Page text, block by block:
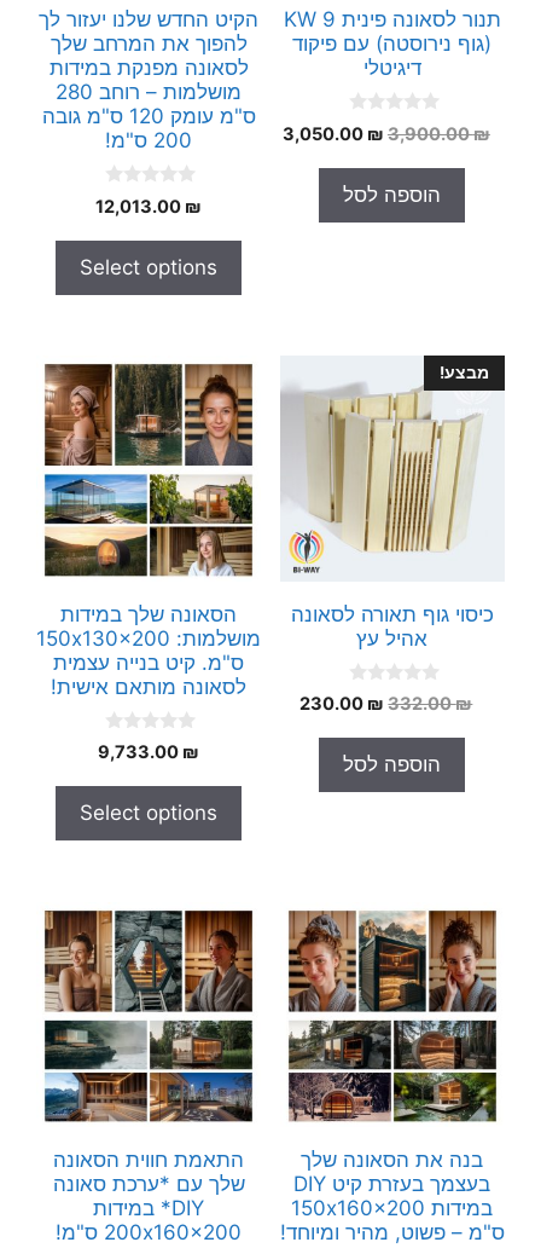
תנור לסאונה פינית 9 KW
(גוף נירוסטה) עם פיקוד
דיגיטלי
0
o
o
5
3,900.00₪
המחיר
היה:
3,900.00 ₪.
3,050.00 ₪
המחיר
הוספה לסל
הקיט החדש שלנו יעזור לך
להפוך את המרחב שלך
לסאונה מפנקת במידות
מושלמות – רוחב 280
ס"מ עומק 120 ס"מ גובה
200 ס"מ!
o
o
5
12,013.00 ₪
Select options
מבצע!
כיסוי גוף תאורה לסאונה
אהיל עץ
0
o
o
5
332.00₪
המחיר
היה:
332.00 ₪.
230.00 ₪
המחיר
הוספה לסל
הסאונה שלך במידות
מושלמות: 150x130x200
ס"מ. קיט בנייה עצמית
לסאונה מותאם אישית!
0
o
o
5
9,733.00 ₪
Select options
בנה את הסאונה שלך
בעצמך בעזרת קיט DIY
במידות 150x160x200
ס"מ – פשוט, מהיר ומיוחד!
התאמת חווית הסאונה
שלך עם *ערכת סאונה
DIY* במידות
200x160x200 ס"מ!